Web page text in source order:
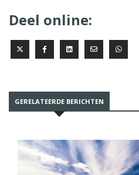
Deel online:
GERELATEERDE BERICHTEN